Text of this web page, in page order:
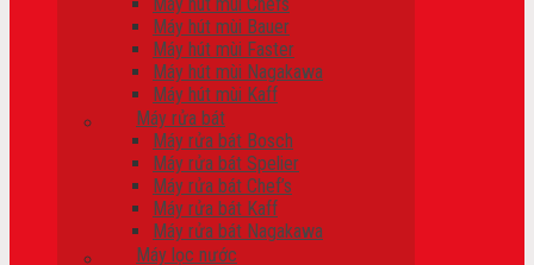
Máy hút mùi Bauer
Máy hút mùi Faster
Máy hút mùi Nagakawa
Máy hút mùi Kaff
Máy rửa bát
Máy rửa bát Bosch
Máy rửa bát Spelier
Máy rửa bát Chef’s
Máy rửa bát Kaff
Máy rửa bát Nagakawa
Máy lọc nước